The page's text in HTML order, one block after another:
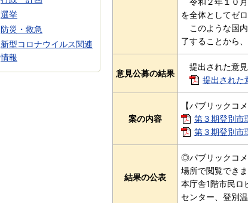
を全体としてゼ
このような国
了することから
意見公募の結果
提出された意
提出された
案の内容
【パブリックコ
第３期登別市
第３期登別市
結果の公表
◎パブリックコメ
場所で閲覧できま
本庁舎1階市民ロ
センター、登別
選挙
防災・救急
新型コロナウイルス関連
情報